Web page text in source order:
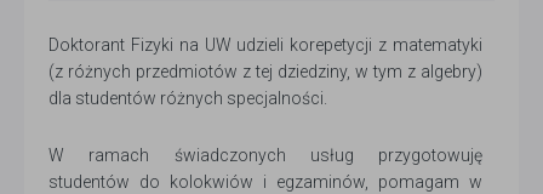
Doktorant Fizyki na UW udzieli korepetycji z matematyki
(z różnych przedmiotów z tej dziedziny, w tym z algebry)
dla studentów różnych specjalności.
W ramach świadczonych usług przygotowuję
studentów do kolokwiów i egzaminów, pomagam w